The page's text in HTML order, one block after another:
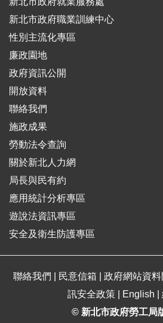
新北市政府職業訓練中心
性別主流化專區
廉政園地
政府資訊公開
開放資料
聯絡我們
施政成果
勞動法令查詢
關於新北人力網
局長與民有約
應用統計分析專區
遊說法資訊專區
安全及衛生防護專區
聯絡我們 民意信箱 政府網站資
訊安全政策
English
© 新北市政府勞工局